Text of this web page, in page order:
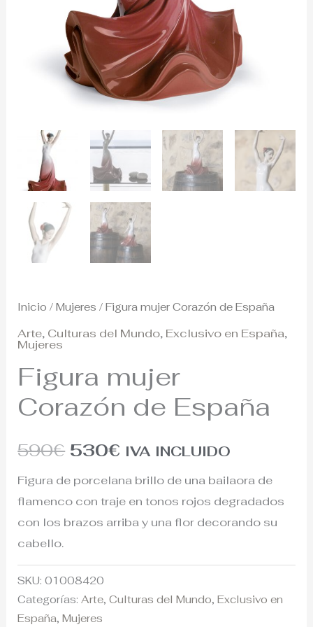
Inicio /Mujeres / Figura mujer Corazón de España
Arte, Culturas del Mundo, Exclusivo en España,
Mujeres
Figura mujer
Corazón de España
590€ 530€ IVA INCLUIDO
Figura de porcelana brillo de una bailaora de
flamenco con traje en tonos rojos degradados
con los brazos arriba y una flor decorando su
cabello.
SKU:01008420
Categorías:Arte,Culturas del Mundo,Exclusivo en
España,Mujeres